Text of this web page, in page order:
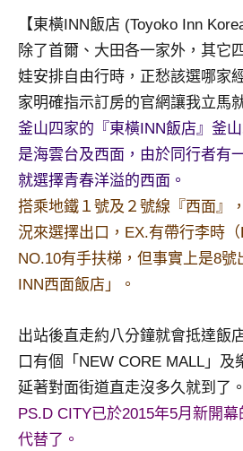
班
底、
外
景
目
主
持、
吳
哥
泰
國
遊
書
者、
各
發
【東橫INN飯店 (Toyoko Inn
除了首爾、大田各一家外，其它
娃安排自由行時，正愁該選哪家
家明確指示訂房的官網讓我立馬
釜山四家的『東橫INN飯店』釜
是海雲台及西面，由於同行者有
就選擇青春洋溢的西面。
搭乘地鐵１號及２號線『西面』
況來選擇出口，EX.有帶行李時（
NO.10有手扶梯，但事實上是8
INN西面飯店」。
出站後直走約八分鐘就會抵達飯
口有個「NEW CORE MALL」及
延著對面街道直走沒多久就到了。
PS.D CITY已於2015年5月新開
代替了。